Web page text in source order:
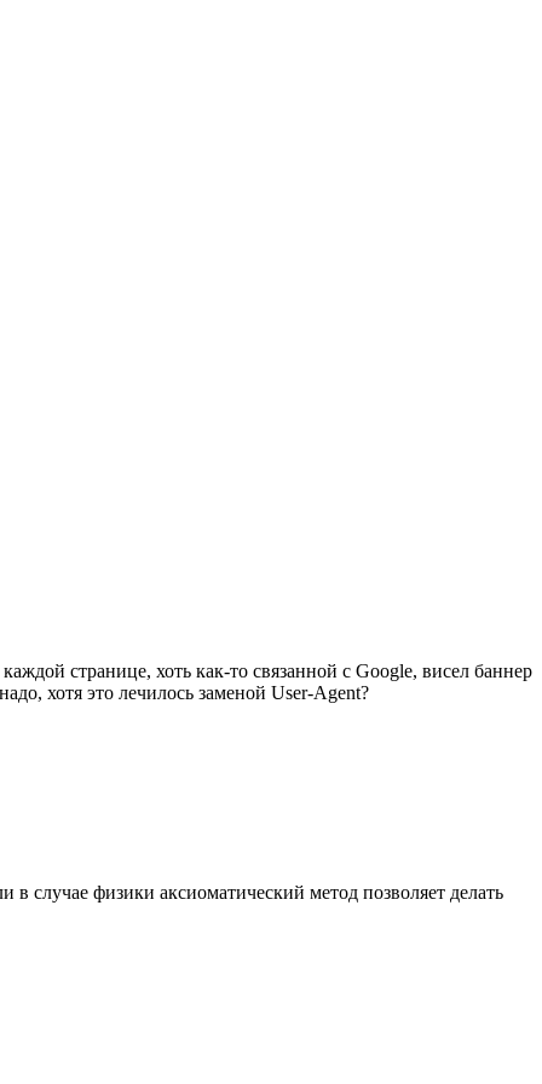
странице, хоть как-то связанной с Google, висел баннер
хотя это лечилось заменой User-Agent?
случае физики аксиоматический метод позволяет делать